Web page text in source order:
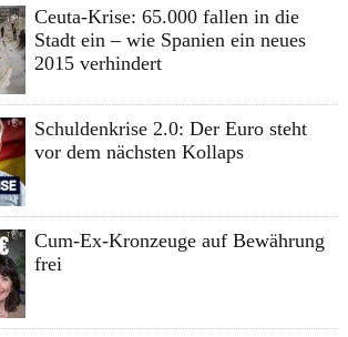
Ceuta-Krise: 65.000 fallen in die
Stadt ein – wie Spanien ein neues
2015 verhindert
Schuldenkrise 2.0: Der Euro steht
vor dem nächsten Kollaps
Cum-Ex-Kronzeuge auf Bewährung
frei